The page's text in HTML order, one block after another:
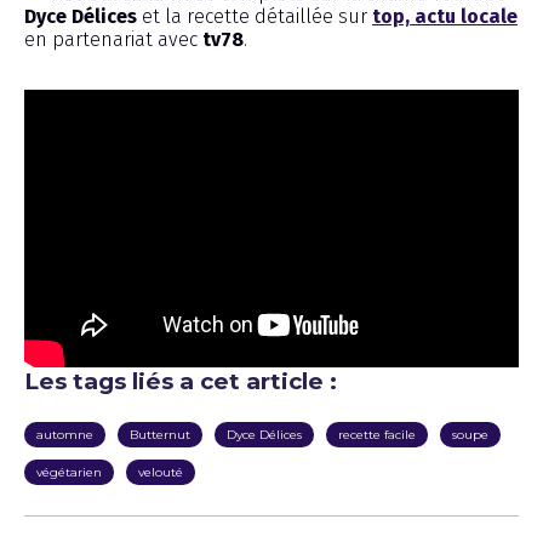
Dyce Délices et la recette détaillée sur top, actu locale
en partenariat avec tv78.
Les tags liés a cet article :
automne Butternut Dyce Délices recette facile soupe
végétarien velouté